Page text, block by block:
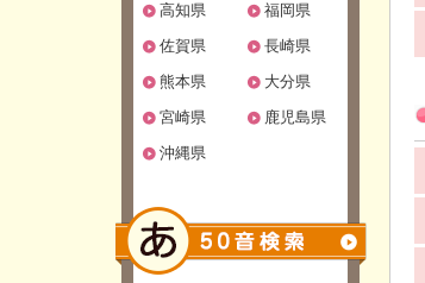
高知県
福岡県
佐賀県
長崎県
熊本県
大分県
宮崎県
鹿児島県
沖縄県